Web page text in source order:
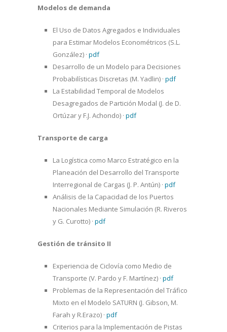
Modelos de demanda
El Uso de Datos Agregados e Individuales
para Estimar Modelos Econométricos (S.L.
González) · pdf
Desarrollo de un Modelo para Decisiones
Probabilísticas Discretas (M. Yadlin) · pdf
La Estabilidad Temporal de Modelos
Desagregados de Partición Modal (J. de D.
Ortúzar y F.J. Achondo) · pdf
Transporte de carga
La Logística como Marco Estratégico en la
Planeación del Desarrollo del Transporte
Interregional de Cargas (J. P. Antún) · pdf
Análisis de la Capacidad de los Puertos
Nacionales Mediante Simulación (R. Riveros
y G. Curotto) · pdf
Gestión de tránsito II
Experiencia de Ciclovía como Medio de
Transporte (V. Pardo y F. Martínez) · pdf
Problemas de la Representación del Tráfico
Mixto en el Modelo SATURN (J. Gibson, M.
Farah y R.Erazo) · pdf
Criterios para la Implementación de Pistas